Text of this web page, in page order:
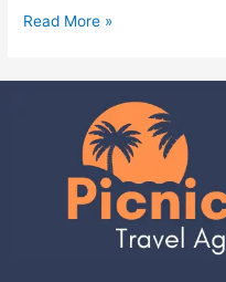
Read More »